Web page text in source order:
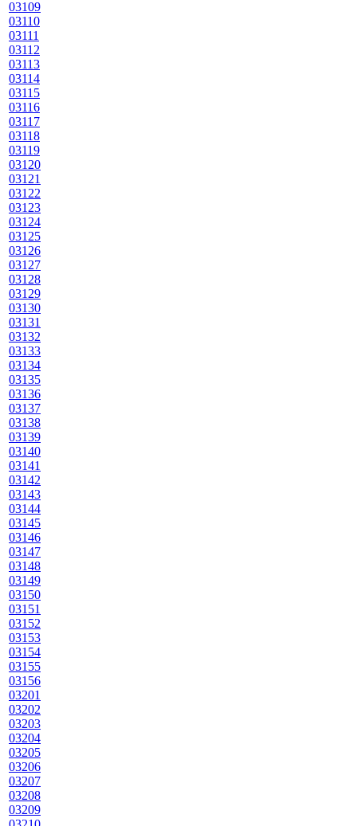
03109
03110
03111
03112
03113
03114
03115
03116
03117
03118
03119
03120
03121
03122
03123
03124
03125
03126
03127
03128
03129
03130
03131
03132
03133
03134
03135
03136
03137
03138
03139
03140
03141
03142
03143
03144
03145
03146
03147
03148
03149
03150
03151
03152
03153
03154
03155
03156
03201
03202
03203
03204
03205
03206
03207
03208
03209